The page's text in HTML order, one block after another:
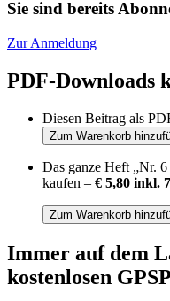
Sie sind bereits
Zur Anmeldung
PDF-Downloads
Diesen Beitrag als
Das ganze Heft „Nr.
kaufen – € 5,80 inkl.
Immer auf dem
kostenlosen